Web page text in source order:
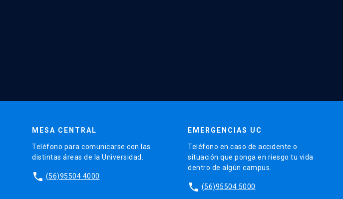
MESA CENTRAL
Teléfono para comunicarse con las
distintas áreas de la Universidad.
phone (56)95504 4000
EMERGENCIAS UC
Teléfono en caso de accidente o
situación que ponga en riesgo tu vida
dentro de algún campus.
phone (56)95504 5000